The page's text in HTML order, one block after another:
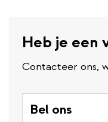
Heb je een
Contacteer ons,
Bel ons